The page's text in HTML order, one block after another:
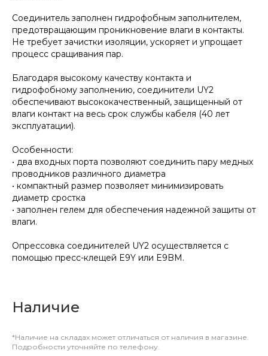
Соединитель заполнен гидрофобным заполнителем,
предотвращающим проникновение влаги в контакты.
Не требует зачистки изоляции, ускоряет и упрощает
процесс сращивания пар.
Благодаря высокому качеству контакта и
гидрофобному заполнению, соединители UY2
обеспечивают высококачественный, защищенный от
влаги контакт на весь срок службы кабеля (40 лет
эксплуатации).
Особенности:
• два входных порта позволяют соединить пару медных
проводников различного диаметра
• компактный размер позволяет минимизировать
диаметр сростка
• заполнен гелем для обеспечения надежной защиты от
влаги.
Опрессовка соединителей UY2 осуществляется с
помощью пресс-клещей E9Y или E9BM.
Наличие
*Наличие на складах может отличаться от наличия в магазине.
Подробности уточняйте по телефону.